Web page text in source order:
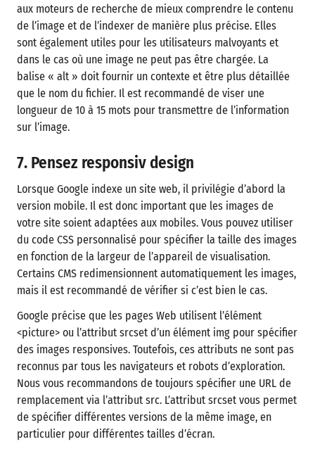
aux moteurs de recherche de mieux comprendre le contenu
de l’image et de l’indexer de manière plus précise. Elles
sont également utiles pour les utilisateurs malvoyants et
dans le cas où une image ne peut pas être chargée. La
balise « alt » doit fournir un contexte et être plus détaillée
que le nom du fichier. Il est recommandé de viser une
longueur de 10 à 15 mots pour transmettre de l’information
sur l’image.
7. Pensez responsiv design
Lorsque Google indexe un site web, il privilégie d’abord la
version mobile. Il est donc important que les images de
votre site soient adaptées aux mobiles. Vous pouvez utiliser
du code CSS personnalisé pour spécifier la taille des images
en fonction de la largeur de l’appareil de visualisation.
Certains CMS redimensionnent automatiquement les images,
mais il est recommandé de vérifier si c’est bien le cas.
Google précise que les pages Web utilisent l’élément
<picture> ou l’attribut srcset d’un élément img pour spécifier
des images responsives. Toutefois, ces attributs ne sont pas
reconnus par tous les navigateurs et robots d’exploration.
Nous vous recommandons de toujours spécifier une URL de
remplacement via l’attribut src. L’attribut srcset vous permet
de spécifier différentes versions de la même image, en
particulier pour différentes tailles d’écran.